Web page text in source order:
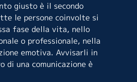
giusto è il secondo
le persone coinvolte si
fase della vita, nello
o professionale, nella
emotiva. Avvisarli in
di una comunicazione è